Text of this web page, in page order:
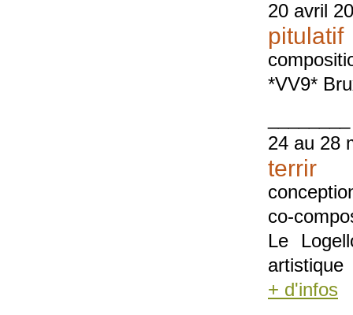
20 avril
pitulatif
*VV9*
24 au 28
terrir
co-
Le
artistique
+ d'infos